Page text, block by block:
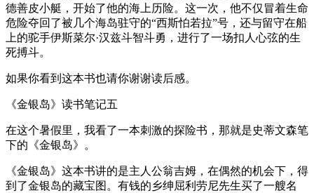
德善皮小艇，开始了他的海上历险。这一次，他不仅冒着生命
危险夺回了被几个海岛驻守的“西斯怕若拉”号，还与留守在船
上的驼手伊斯菜尔·汉兹斗智斗勇，进行了一场扣人心弦的生
死搏斗。
如果你看到这本书也请你谢谢读后感。
《金银岛》读书笔记五
在这个暑假里，我看了一本刺激的探险书，那就是史蒂文森笔
下的《金银岛》。
《金银岛》这本书讲的是主人公翁吉姆，在偶然的机会下，得
到了金银岛的藏宝图。有钱的乡绅屈利劳尼先生买了一艘名